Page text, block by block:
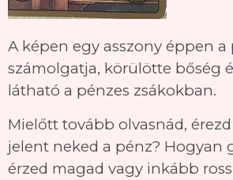
A képen egy asszony éppen a
számolgatja, körülötte bőség
látható a pénzes zsákokban.
Mielőtt tovább olvasnád,
jelent neked a pénz? Hogyan
érzed magad vagy inkább